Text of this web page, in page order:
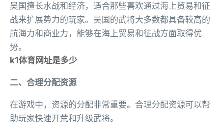
吴国擅长水战和经济，适合那些喜欢通过海上贸易和征
战来扩展势力的玩家。吴国的武将大多数都具备较高的
航海力和商业力，能够在海上贸易和征战方面取得优
势。
k1体育网址是多少
二、合理分配资源
在游戏中，资源的分配非常重要。合理分配资源可以帮
助玩家快速开荒和升级武将。